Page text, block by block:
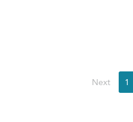
1
Next